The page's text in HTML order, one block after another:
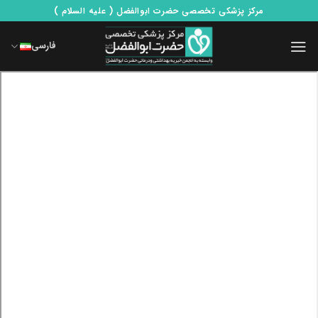
to
content
مرکز پزشکی تخصصی حضرت ابوالفضل ( علیه السلام )
فارسی